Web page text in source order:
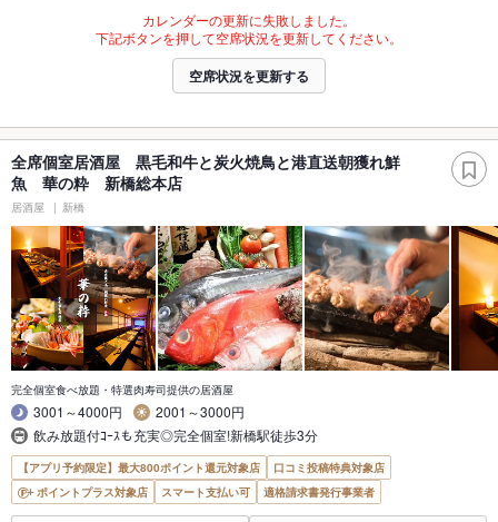
カレンダーの更新に失敗しました。
下記ボタンを押して空席状況を更新してください。
空席状況を更新する
全席個室居酒屋 黒毛和牛と炭火焼鳥と港直送朝獲れ鮮
魚 華の粋 新橋総本店
居酒屋 新橋
完全個室食べ放題・特選肉寿司提供の居酒屋
3001～4000円
2001～3000円
飲み放題付ｺｰｽも充実◎完全個室!新橋駅徒歩3分
【アプリ予約限定】最大800ポイント還元対象店
口コミ投稿特典対象店
ポイントプラス対象店
スマート支払い可 適格請求書発行事業者